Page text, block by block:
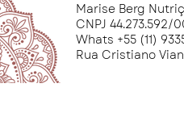
Marise Berg
CNPJ 44.273.592/
Whats +55 (11)
Rua Cristiano